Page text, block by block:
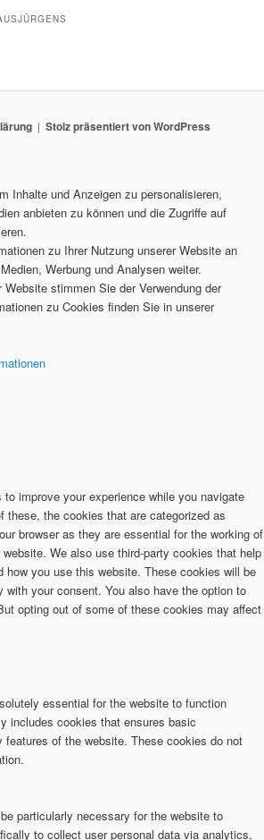
Stolz präsentiert von WordPress
Inhalte und Anzeigen zu personalisieren,
anbieten zu können und die Zugriffe auf
zu Ihrer Nutzung unserer Website an
Werbung und Analysen weiter.
stimmen Sie der Verwendung der
zu Cookies finden Sie in unserer
improve your experience while you navigate
these, the cookies that are categorized as
browser as they are essential for the working of
We also use third-party cookies that help
how you use this website. These cookies will be
with your consent. You also have the option to
opting out of some of these cookies may affect
essential for the website to function
includes cookies that ensures basic
of the website. These cookies do not
particularly necessary for the website to
to collect user personal data via analytics,